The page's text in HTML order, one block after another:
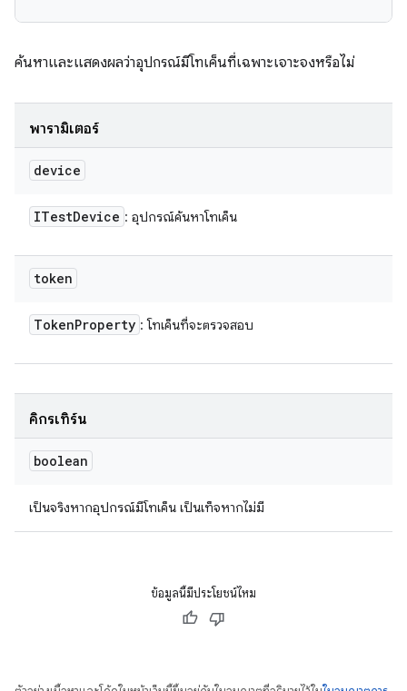
ค้นหาและแสดงผลว่าอุปกรณ์มีโทเค็นที่เฉพาะเจาะจงหรือไม่
พารามิเตอร์
device
ITestDevice : อุปกรณ์ค้นหาโทเค็น
token
TokenProperty : โทเค็นที่จะตรวจสอบ
คิกรีเทิร์น
boolean
เป็นจริงหากอุปกรณ์มีโทเค็น เป็นเท็จหากไม่มี
ข้อมูลนี้มีประโยชน์ไหม